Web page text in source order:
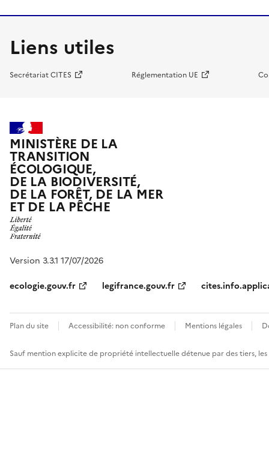
Liens utiles
Secrétariat CITES Réglementation UE
MINISTÈRE DE LA
TRANSITION
ÉCOLOGIQUE,
DE LA BIODIVERSITÉ,
DE LA FORÊT, DE LA MER
ET DE LA PÊCHE
Version 3.3.1 17/07/2026
ecologie.gouv.fr
legifrance.gouv.fr
Plan du site Accessibilité: non conforme Mentions légales
Sauf mention explicite de propriété intellectuelle détenue par des tiers,